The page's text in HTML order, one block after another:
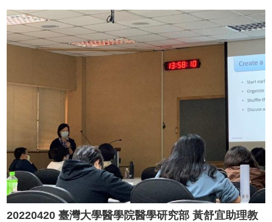
20220420 臺灣大學醫學院醫學研究部 黃舒宜助理教